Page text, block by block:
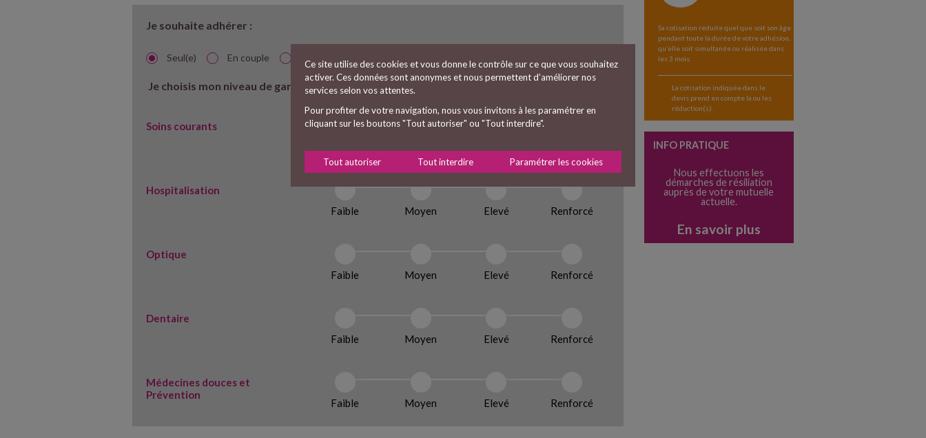
Ce site utilise des cookies et vous donne le contrôle sur ce que vous souhaitez
activer. Ces données sont anonymes et nous permettent d’améliorer nos
services selon vos attentes.
Pour profiter de votre navigation, nous vous invitons à les paramétrer en
cliquant sur les boutons "Tout autoriser" ou "Tout interdire".
Tout autoriser Tout interdire Paramétrer les cookies
Je souhaite adhérer :
Seul(e) En couple
Je choisis mon niveau de garantie
Soins courants
Hospitalisation
Faible
Moyen Elevé Renforcé
Optique
Faible
Moyen Elevé Renforcé
Dentaire
Faible
Moyen Elevé Renforcé
Médecines douces et
Prévention
Faible Moyen Elevé Renforcé
Sa cotisation réduite quel que soit son âge
pendant toute la durée de votre adhésion,
qu’elle soit simultanée ou réalisée dans
les 3 mois.
La cotisation indiquée dans le
devis prend en compte la ou les
réduction(s).
INFO PRATIQUE
Nous effectuons les
démarches de résiliation
auprès de votre mutuelle
actuelle.
En savoir plus